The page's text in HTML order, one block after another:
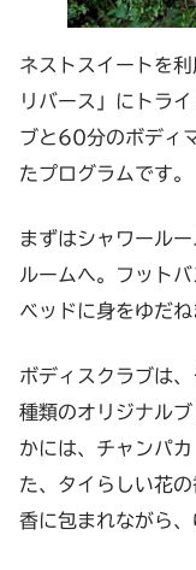
ネストスイートを
リバース」にトラ
ブと60分のボディ
たプログラムです。
まずはシャワール
ルームへ。フット
ベッドに身をゆだね
ボディスクラブは
種類のオリジナル
かには、チャンパ
た、タイらしい花
香に包まれながら、